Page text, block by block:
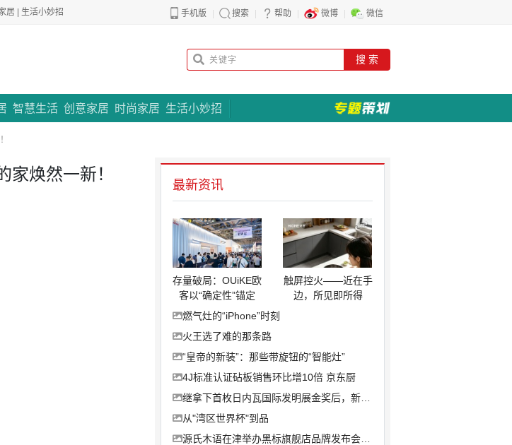
居 | 生活小妙招 手机版 搜索 帮助 微博 微信
搜 索
智慧生活 创意家居 时尚家居 生活小妙招
专题策划
焕然一新！
最新资讯
存量破局：OUiKE欧
客以“确定性”锚定
触屏控火——近在手
边，所见即所得
燃气灶的“iPhone”时刻
火王选了难的那条路
“皇帝的新装”：那些带旋钮的“智能灶”
4J标准认证砧板销售环比增10倍 京东厨
继拿下首枚日内瓦国际发明展金奖后，新港斩
从"湾区世界杯"到品
源氏木语在津举办黑标旗舰店品牌发布会，“